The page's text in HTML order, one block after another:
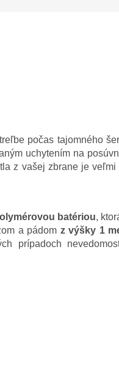
počas tajomného
uchytením na
z vašej zbrane je
batériou,
a pádom z výšky 1
prípadoch